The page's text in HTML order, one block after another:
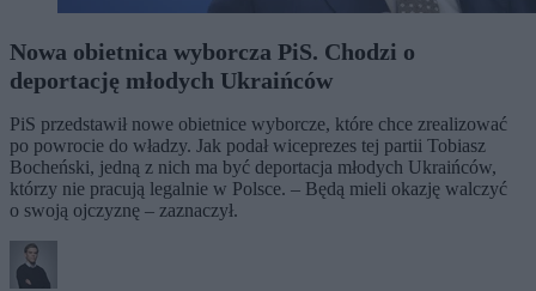
Nowa obietnica wyborcza PiS. Chodzi o
deportację młodych Ukraińców
PiS przedstawił nowe obietnice wyborcze, które chce zrealizować
po powrocie do władzy. Jak podał wiceprezes tej partii Tobiasz
Bocheński, jedną z nich ma być deportacja młodych Ukraińców,
którzy nie pracują legalnie w Polsce. – Będą mieli okazję walczyć
o swoją ojczyznę – zaznaczył.